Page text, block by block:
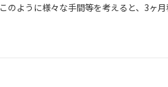
このように様々な手間等を考えると、3ヶ